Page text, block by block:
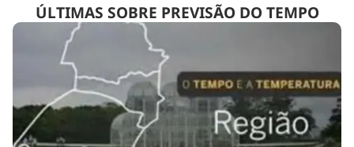
ÚLTIMAS SOBRE PREVISÃO DO TEMPO